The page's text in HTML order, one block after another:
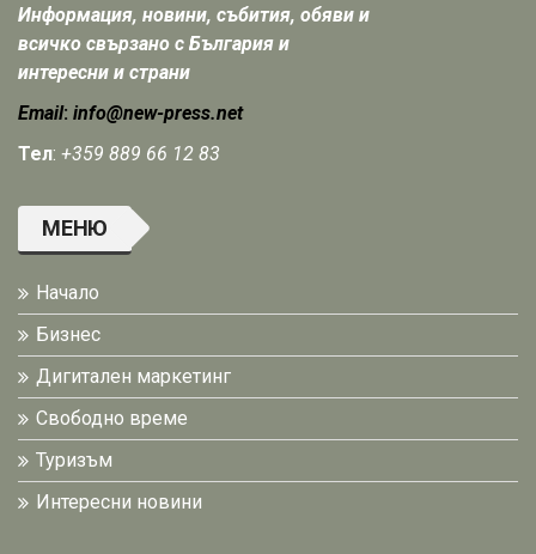
Информация, новини, събития, обяви и
всичко свързано с България и
интересни и страни
Email: info@new-press.net
Тел: +359 889 66 12 83
МЕНЮ
Начало
Бизнес
Дигитален маркетинг
Свободно време
Туризъм
Интересни новини